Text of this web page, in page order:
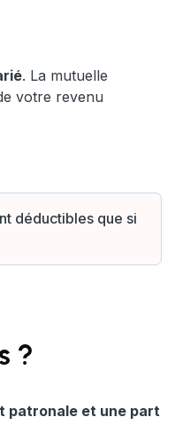
. La mutuelle
votre revenu
déductibles que si
?
patronale et une part